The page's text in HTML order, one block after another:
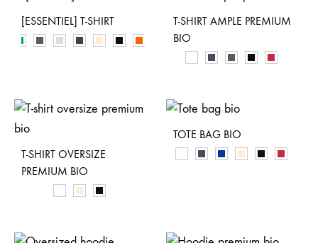
[ESSENTIEL] T-SHIRT
T-SHIRT AMPLE PREMIUM
BIO
T-SHIRT OVERSIZE
PREMIUM BIO
TOTE BAG BIO